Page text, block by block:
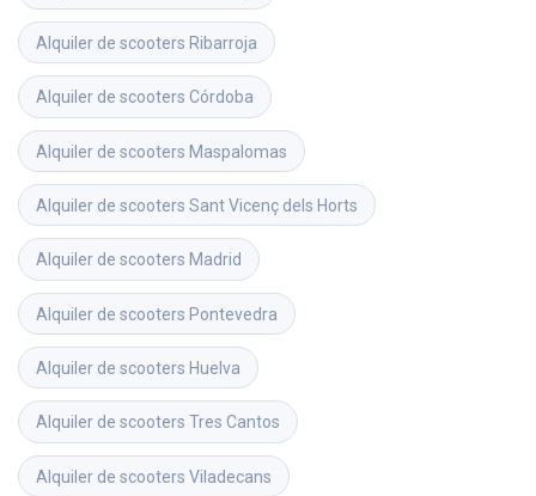
Alquiler de scooters Ribarroja
Alquiler de scooters Córdoba
Alquiler de scooters Maspalomas
Alquiler de scooters Sant Vicenç dels Horts
Alquiler de scooters Madrid
Alquiler de scooters Pontevedra
Alquiler de scooters Huelva
Alquiler de scooters Tres Cantos
Alquiler de scooters Viladecans